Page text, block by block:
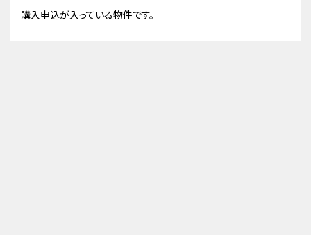
購入申込が入っている物件です。